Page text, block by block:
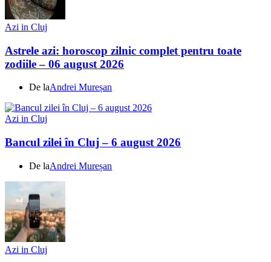
Azi in Cluj
Astrele azi: horoscop zilnic complet pentru toate
zodiile – 06 august 2026
De laAndrei Mureșan
Azi in Cluj
Bancul zilei în Cluj – 6 august 2026
De laAndrei Mureșan
Azi in Cluj